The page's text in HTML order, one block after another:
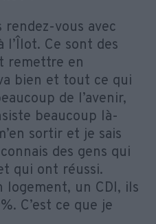
rendez-vous avec
l’Îlot. Ce sont des
remettre en
bien et tout ce qui
de l’avenir,
beaucoup là-
sortir et je sais
des gens qui
qui ont réussi.
logement, un CDI, ils
C’est ce que je